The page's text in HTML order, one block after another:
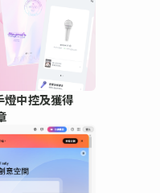
中控及獲得